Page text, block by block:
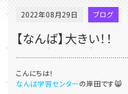
2022年08月29日 ブログ
【なんば】大きい！！
こんにちは！
なんば学習センターの岸田です😸